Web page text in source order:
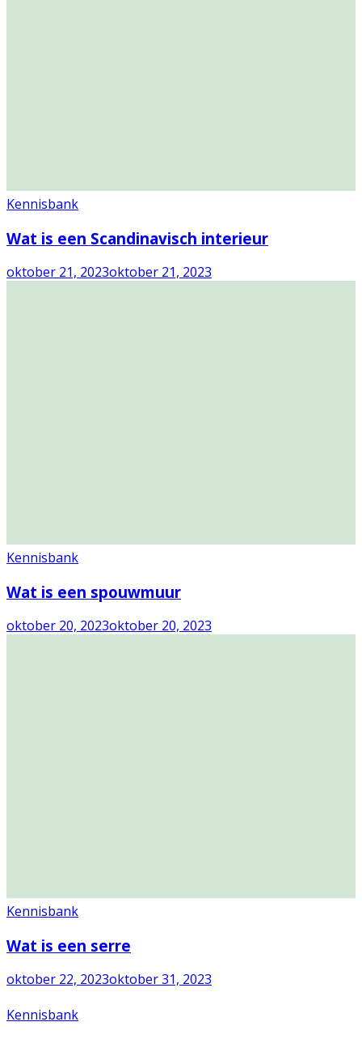
Kennisbank
Wat is een Scandinavisch interieur
oktober 21, 2023oktober 21, 2023
Kennisbank
Wat is een spouwmuur
oktober 20, 2023oktober 20, 2023
Kennisbank
Wat is een serre
oktober 22, 2023oktober 31, 2023
Kennisbank